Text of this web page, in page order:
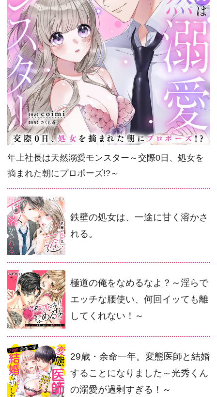
年上社長は天然溺愛モンスター～交際0日、処女を
摘まれた朝にプロポーズ!?～
鉄壁の処女は、一途に甘く溶かさ
れる。
極道の俺をなめるなよ？～淫らで
エッチな腰使い、何回イッても離
してくれない！～
29歳・余命一年。変態医師と結婚
することになりました～光秀くん
の溺愛が過剰すぎる！～